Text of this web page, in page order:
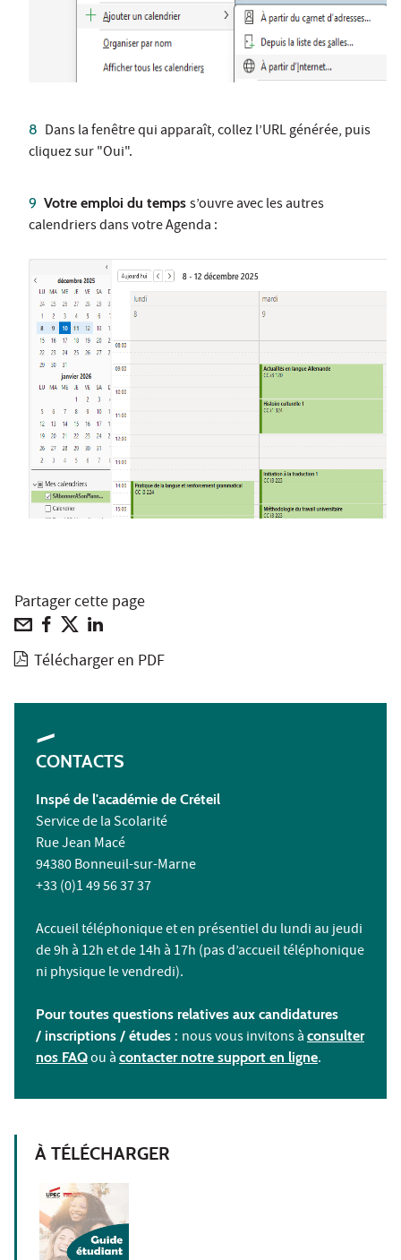
​​Dans la fenêtre qui apparaît, collez l’URL générée, puis
cliquez sur "Oui".
Votre emploi du temps s’ouvre avec les autres
calendriers dans votre Agenda :
Partager cette page
Télécharger en PDF
CONTACTS
Inspé de l'académie de Créteil
Service de la Scolarité
Rue Jean Macé
94380 Bonneuil-sur-Marne
+33 (0)1 49 56 37 37
Accueil téléphonique et en présentiel du lundi au jeudi
de 9h à 12h et de 14h à 17h (pas d’accueil téléphonique
ni physique le vendredi).
Pour toutes questions relatives aux candidatures
/ inscriptions / études : nous vous invitons à consulter
nos FAQou à contacter notre support en ligne.
À TÉLÉCHARGER